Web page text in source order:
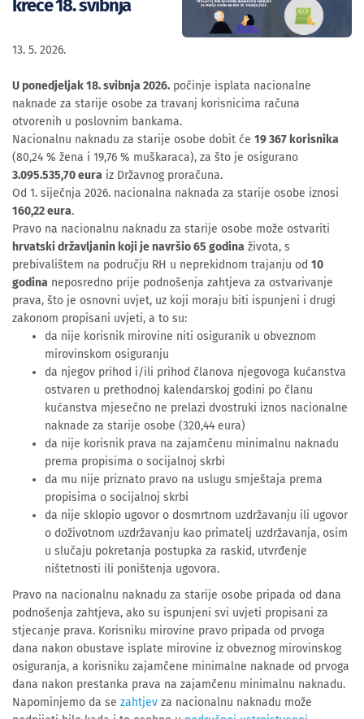
kreće 18. svibnja
13. 5. 2026.
U ponedjeljak 18. svibnja 2026. počinje isplata nacionalne
naknade za starije osobe za travanj korisnicima računa
otvorenih u poslovnim bankama.
Nacionalnu naknadu za starije osobe dobit će 19 367 korisnika
(80,24 % žena i 19,76 % muškaraca), za što je osigurano
3.095.535,70 eura iz Državnog proračuna.
Od 1. siječnja 2026. nacionalna naknada za starije osobe iznosi
160,22 eura.
Pravo na nacionalnu naknadu za starije osobe može ostvariti
hrvatski državljanin koji je navršio 65 godina života, s
prebivalištem na području RH u neprekidnom trajanju od 10
godina neposredno prije podnošenja zahtjeva za ostvarivanje
prava, što je osnovni uvjet, uz koji moraju biti ispunjeni i drugi
zakonom propisani uvjeti, a to su:
da nije korisnik mirovine niti osiguranik u obveznom
mirovinskom osiguranju
da njegov prihod i/ili prihod članova njegovoga kućanstva
ostvaren u prethodnoj kalendarskoj godini po članu
kućanstva mjesečno ne prelazi dvostruki iznos nacionalne
naknade za starije osobe (320,44 eura)
da nije korisnik prava na zajamčenu minimalnu naknadu
prema propisima o socijalnoj skrbi
da mu nije priznato pravo na uslugu smještaja prema
propisima o socijalnoj skrbi
da nije sklopio ugovor o dosmrtnom uzdržavanju ili ugovor
o doživotnom uzdržavanju kao primatelj uzdržavanja, osim
u slučaju pokretanja postupka za raskid, utvrđenje
ništetnosti ili poništenja ugovora.
Pravo na nacionalnu naknadu za starije osobe pripada od dana
podnošenja zahtjeva, ako su ispunjeni svi uvjeti propisani za
stjecanje prava. Korisniku mirovine pravo pripada od prvoga
dana nakon obustave isplate mirovine iz obveznog mirovinskog
osiguranja, a korisniku zajamčene minimalne naknade od prvoga
dana nakon prestanka prava na zajamčenu minimalnu naknadu.
Napominjemo da se zahtjev za nacionalnu naknadu može